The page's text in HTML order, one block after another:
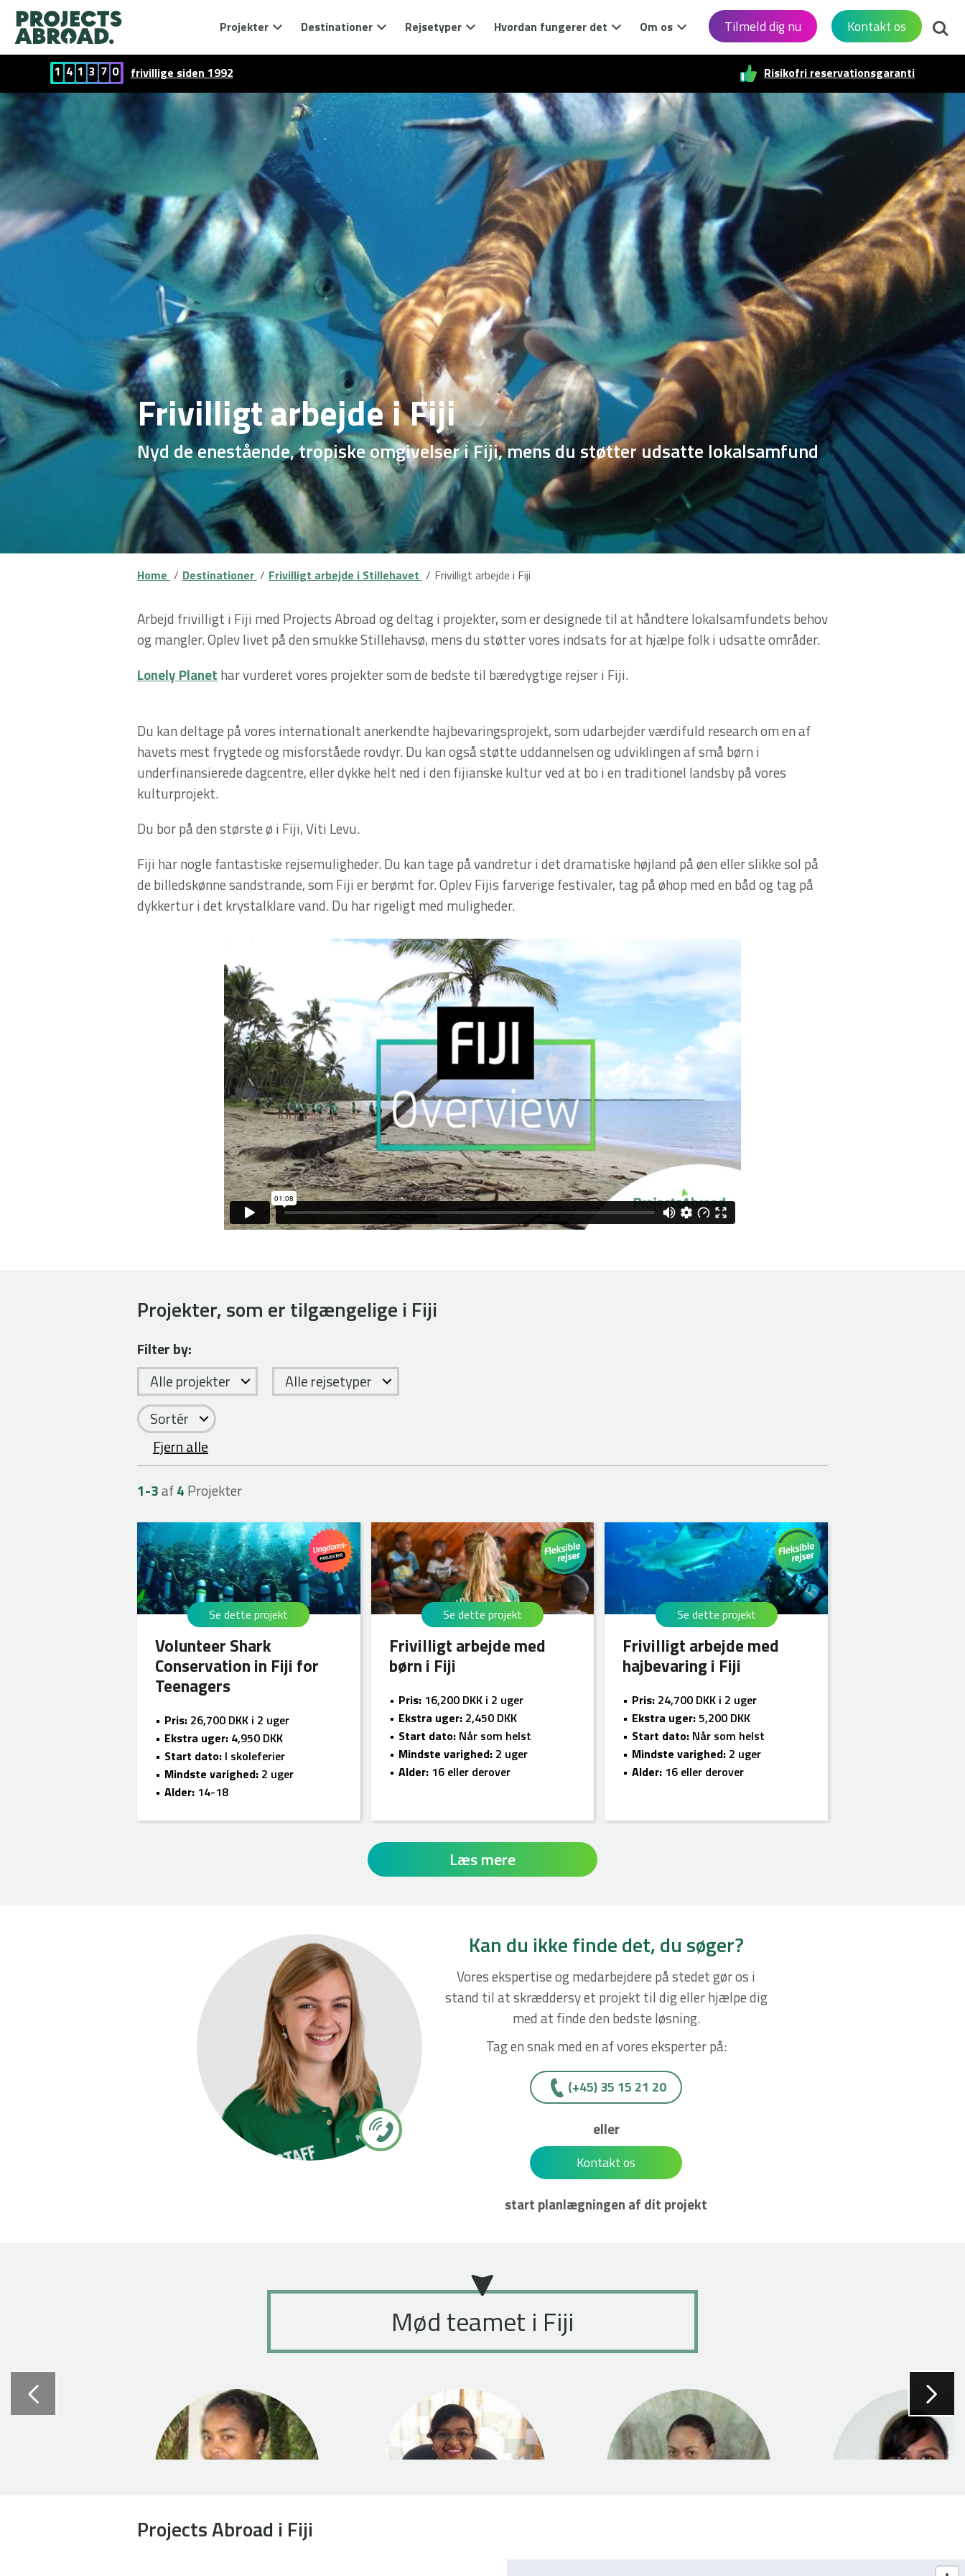
Projekter Destinationer Rejsetyper Hvordan fungerer det Om os Tilmeld dig nu Kontakt os Søg
1 4 1 3 7 0 frivillige siden 1992 Risikofri reservationsgaranti
Frivilligt arbejde i Fiji
Nyd de enestående, tropiske omgivelser i Fiji, mens du støtter udsatte lokalsamfund
Home Destinationer Frivilligt arbejde i Stillehavet Frivilligt arbejde i Fiji
Arbejd frivilligt i Fiji med Projects Abroad og deltag i projekter, som er designede til at håndtere lokalsamfundets behov
og mangler. Oplev livet på den smukke Stillehavsø, mens du støtter vores indsats for at hjælpe folk i udsatte områder.
Lonely Planet har vurderet vores projekter som de bedste til bæredygtige rejser i Fiji.
Du kan deltage på vores internationalt anerkendte hajbevaringsprojekt, som udarbejder værdifuld research om en af
havets mest frygtede og misforståede rovdyr. Du kan også støtte uddannelsen og udviklingen af små børn i
underfinansierede dagcentre, eller dykke helt ned i den fijianske kultur ved at bo i en traditionel landsby på vores
kulturprojekt.
Du bor på den største ø i Fiji, Viti Levu.
Fiji har nogle fantastiske rejsemuligheder. Du kan tage på vandretur i det dramatiske højland på øen eller slikke sol på
de billedskønne sandstrande, som Fiji er berømt for. Oplev Fijis farverige festivaler, tag på øhop med en båd og tag på
dykkertur i det krystalklare vand. Du har rigeligt med muligheder.
Projekter, som er tilgængelige i Fiji
Filter by:
Alle projekter
Alle rejsetyper
Sortér
Fjern alle
1-3af4 Projekter
Volunteer Shark
Conservation in Fiji for
Teenagers
Se dette projekt
Pris: 26,700 DKK i 2 uger
Ekstra uger: 4,950 DKK
Start dato: I skoleferier
Mindste varighed: 2 uger
Alder: 14-18
Frivilligt arbejde med
børn i Fiji
Se dette projekt
Pris:16,200 DKK i 2 uger
Ekstra uger:2,450 DKK
Start dato:Når som helst
Mindste varighed:2 uger
Alder:16 eller derover
Frivilligt arbejde med
hajbevaring i Fiji
Se dette projekt
Pris: 24,700 DKK i 2 uger
Ekstra uger:5,200 DKK
Start dato: Når som helst
Mindste varighed: 2 uger
Alder: 16 eller derover
Læs mere
Kan du ikke finde det, du søger?
Vores ekspertise og medarbejdere på stedet gør os i
stand til at skræddersy et projekt til dig eller hjælpe dig
med at finde den bedste løsning.
Tag en snak med en af vores eksperter på:
(+45)­­ 35 15 21 20
eller
Kontakt os
start planlægningen af dit projekt
Mød teamet i Fiji
Projects Abroad i Fiji